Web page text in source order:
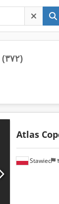
(۳۷۲)
Stawiec
Atlas